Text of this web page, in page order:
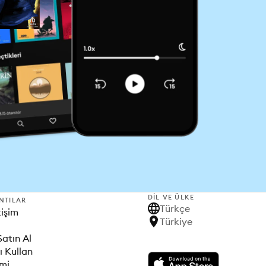
Al
Kullan
DIL VE ÜLKE
Türkçe
Türkiye